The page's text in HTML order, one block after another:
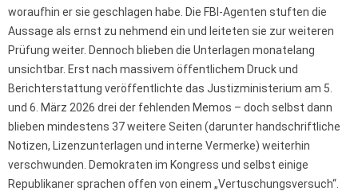
woraufhin er sie geschlagen habe. Die FBI-Agenten stuften die
Aussage als ernst zu nehmend ein und leiteten sie zur weiteren
Prüfung weiter. Dennoch blieben die Unterlagen monatelang
unsichtbar. Erst nach massivem öffentlichem Druck und
Berichterstattung veröffentlichte das Justizministerium am 5.
und 6. März 2026 drei der fehlenden Memos – doch selbst dann
blieben mindestens 37 weitere Seiten (darunter handschriftliche
Notizen, Lizenzunterlagen und interne Vermerke) weiterhin
verschwunden. Demokraten im Kongress und selbst einige
Republikaner sprachen offen von einem „Vertuschungsversuch“.